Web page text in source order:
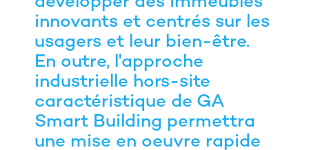
innovants et centrés sur les
usagers et leur bien-être.
En outre, l'approche
industrielle hors-site
caractéristique de GA
Smart Building permettra
une mise en oeuvre rapide